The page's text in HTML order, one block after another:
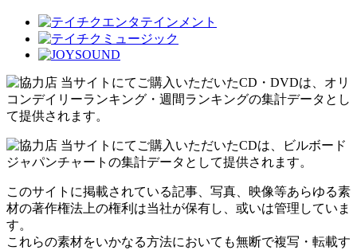
当サイトにてご購入いただいたCD・DVDは、オリ
コンデイリーランキング・週間ランキングの集計データとし
て提供されます。
当サイトにてご購入いただいたCDは、ビルボード
ジャパンチャートの集計データとして提供されます。
このサイトに掲載されている記事、写真、映像等あらゆる素
材の著作権法上の権利は当社が保有し、或いは管理していま
す。
これらの素材をいかなる方法においても無断で複写・転載す